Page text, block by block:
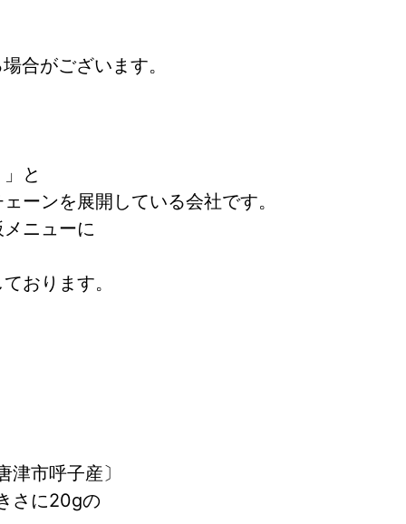
合がございます。
と
ーンを展開している会社です。
ニューに
おります。
市呼子産〕
さに20gの